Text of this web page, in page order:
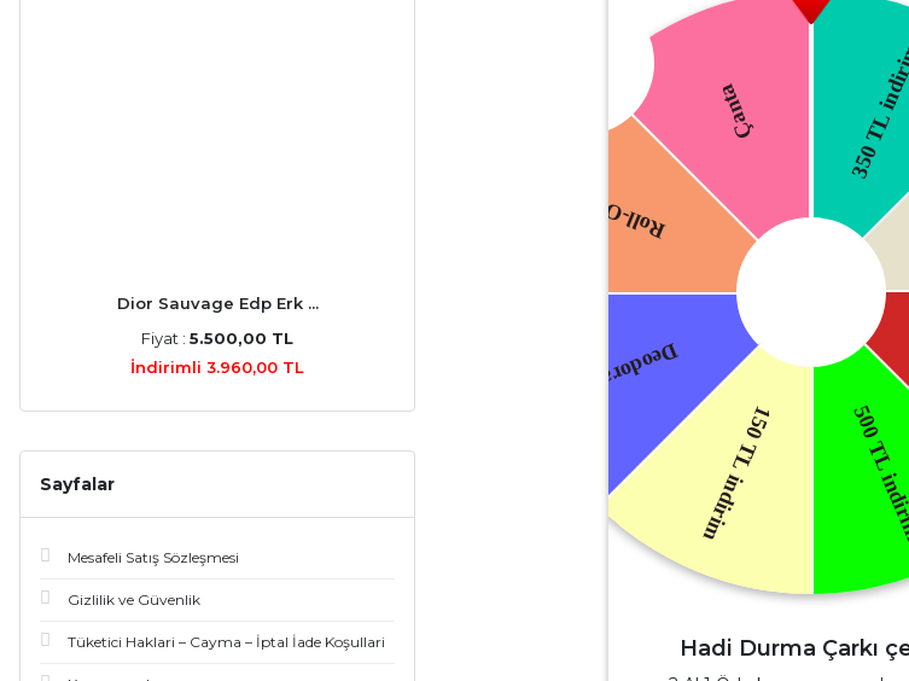
Dior Sauvage Edp Erk ...
Fiyat : 5.500,00 TL
İndirimli 3.960,00 TL
Sayfalar
Mesafeli Satış Sözleşmesi
Gizlilik ve Güvenlik
Tüketici Haklari – Cayma – İptal İade Koşullari Hadi Durma Çarkı